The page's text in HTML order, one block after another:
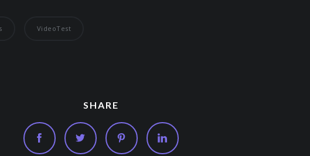
VideoTest
SHARE